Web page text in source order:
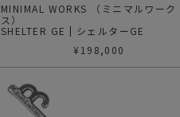
MINIMAL WORKS （ミニマルワーク
ス）
SHELTER GE | シェルターGE
¥ 198,000